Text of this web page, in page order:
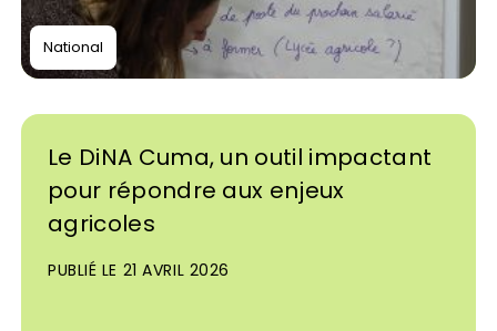
National
Le DiNA Cuma, un outil impactant
pour répondre aux enjeux
agricoles
PUBLIÉ LE 21 AVRIL 2026